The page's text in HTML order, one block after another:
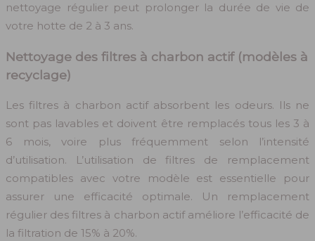
nettoyage régulier peut prolonger la durée de vie de
votre hotte de 2 à 3 ans.
Nettoyage des filtres à charbon actif (modèles à
recyclage)
Les filtres à charbon actif absorbent les odeurs. Ils ne
sont pas lavables et doivent être remplacés tous les 3 à
6 mois, voire plus fréquemment selon l’intensité
d’utilisation. L’utilisation de filtres de remplacement
compatibles avec votre modèle est essentielle pour
assurer une efficacité optimale. Un remplacement
régulier des filtres à charbon actif améliore l’efficacité de
la filtration de 15% à 20%.